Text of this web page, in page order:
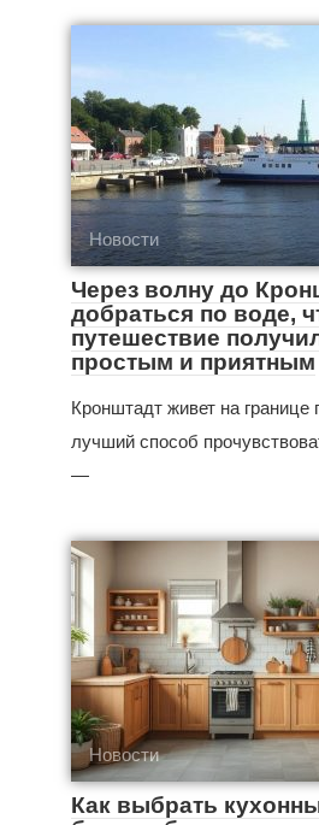
Новости
Через волну до
добраться по воде,
путешествие
простым и приятным
Кронштадт живет на границе
лучший способ
—
Новости
Как выбрать